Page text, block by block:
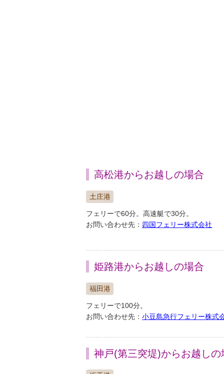
高松港からお越しの場合
土庄港
フェリーで60分。高速艇で30分。
お問い合わせ先： 四国フェリー株式会社
姫路港からお越しの場合
福田港
フェリーで100分。
お問い合わせ先： 小豆島急行フェリー株式
神戸(第三突堤)からお越しの